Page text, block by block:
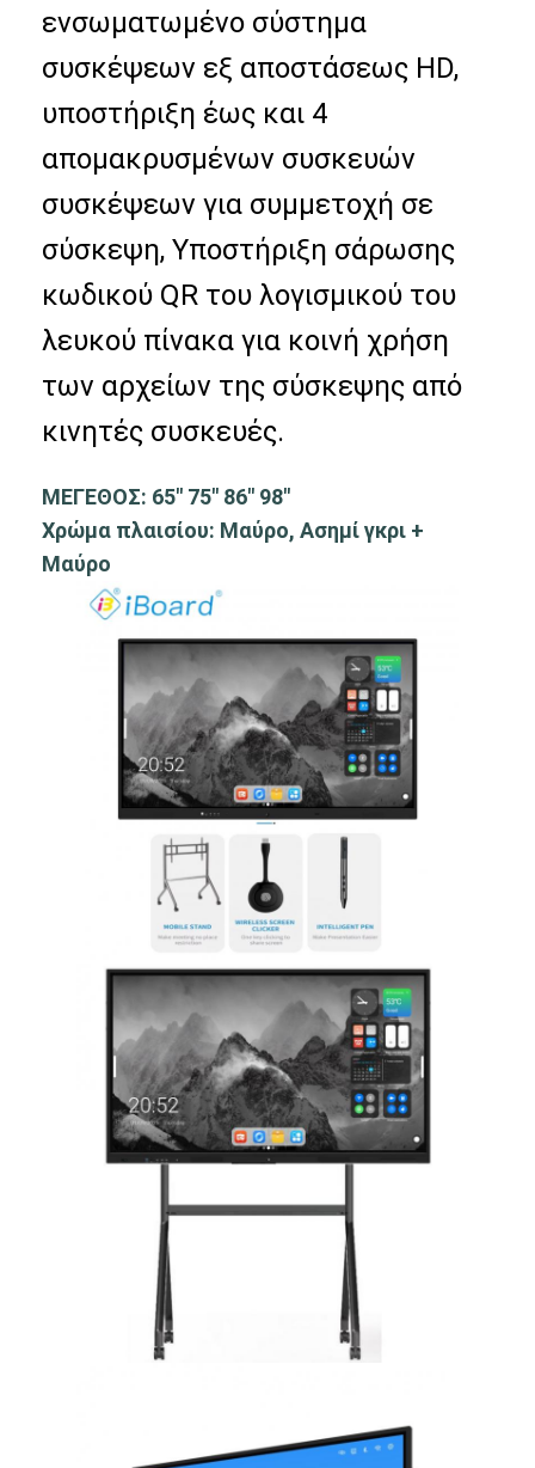
Ποιοτικός έλεγχος
Όλες οι περιπτώσεις
Blog
Μιλήστε τώρα.
υπέρυθρο διαλογικό whiteboard
Διαλογική επίπεδη οθόνη
Διαλογικό όργανο ελέγχου οθόνης αφής
έξυπνος πίνακας LCD
Διαλογικό Whiteboard οδηγήσεων
Διαλογική οθόνη αφής Whiteboard
όλοι σε ένα διαλογικό whiteboard
φορητό διαλογικό whiteboard
Ευφυής πίνακας
Διαλογικός πίνακας προβολέων
Υπέρυθρο πλαίσιο αφής
Διαλογική στάση Whiteboard
Visualizer κάμερα εγγράφων
Περίπτερο οθόνης αφής
ψηφιακή σήμανση
Ψηφιακή διαφημιστική οθόνη
ενσωματωμένο σύστημα
συσκέψεων εξ αποστάσεως HD,
υποστήριξη έως και 4
απομακρυσμένων συσκευών
συσκέψεων για συμμετοχή σε
σύσκεψη, Υποστήριξη σάρωσης
κωδικού QR του λογισμικού του
λευκού πίνακα για κοινή χρήση
των αρχείων της σύσκεψης από
κινητές συσκευές.
ΜΕΓΕΘΟΣ: 65" 75" 86" 98"
Χρώμα πλαισίου: Μαύρο, Ασημί γκρι +
Μαύρο